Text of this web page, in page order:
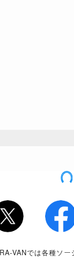
Facebook
VANでは各種ソー